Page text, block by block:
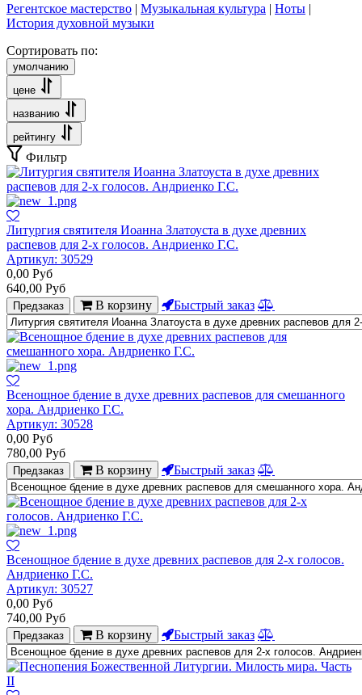
Регентское мастерство | Музыкальная культура | Ноты |
История духовной музыки
Сортировать по:
умолчанию
цене
названию
рейтингу
Фильтр
Литургия святителя Иоанна Златоуста в духе древних
распевов для 2-х голосов. Андриенко Г.С.
Артикул: 30529
0,00 Руб
640,00 Руб
Предзаказ В корзину Быстрый заказ
Всенощное бдение в духе древних распевов для смешанного
хора. Андриенко Г.С.
Артикул: 30528
0,00 Руб
780,00 Руб
Предзаказ В корзину Быстрый заказ
Всенощное бдение в духе древних распевов для 2-х голосов.
Андриенко Г.С.
Артикул: 30527
0,00 Руб
740,00 Руб
Предзаказ В корзину Быстрый заказ